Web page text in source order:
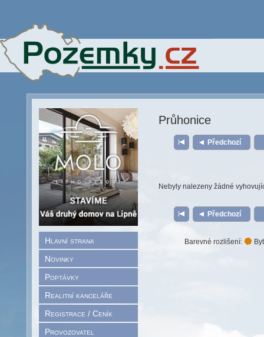
Hlavní strana
Novinky
Poptávky
Realitní kanceláře
Registrace / Ceník
Provozovatel
Průhonice
Předchozí
Nebyly nalezeny žádné
Předchozí
Barevné rozlišení: